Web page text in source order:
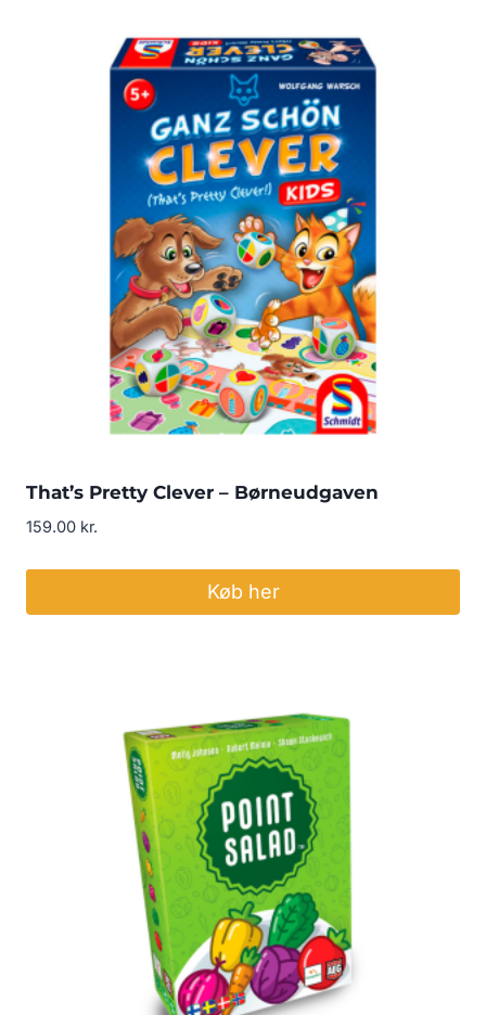
That’s Pretty Clever – Børneudgaven
159.00 kr.
Køb her